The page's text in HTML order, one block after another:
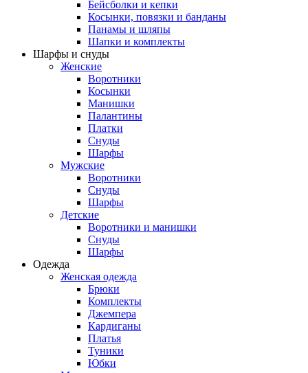
Бейсболки и кепки
Косынки, повязки и банданы
Панамы и шляпы
Шапки и комплекты
Шарфы и снуды
Женские
Воротники
Косынки
Манишки
Палантины
Платки
Снуды
Шарфы
Мужские
Воротники
Снуды
Шарфы
Детские
Воротники и манишки
Снуды
Шарфы
Одежда
Женская одежда
Брюки
Комплекты
Джемпера
Кардиганы
Платья
Туники
Юбки